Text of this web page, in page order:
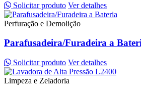
Solicitar produto Ver detalhes
Perfuração e Demolição
Parafusadeira/Furadeira a
Solicitar produto Ver detalhes
Limpeza e Zeladoria